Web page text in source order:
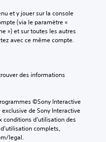
et y jouer sur la console
(via le paramètre «
») et sur toutes les autres
avec ce même compte.
©Sony Interactive
de Sony Interactive
conditions d’utilisation des
complets,
legal.